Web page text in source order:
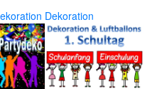
Dekoration